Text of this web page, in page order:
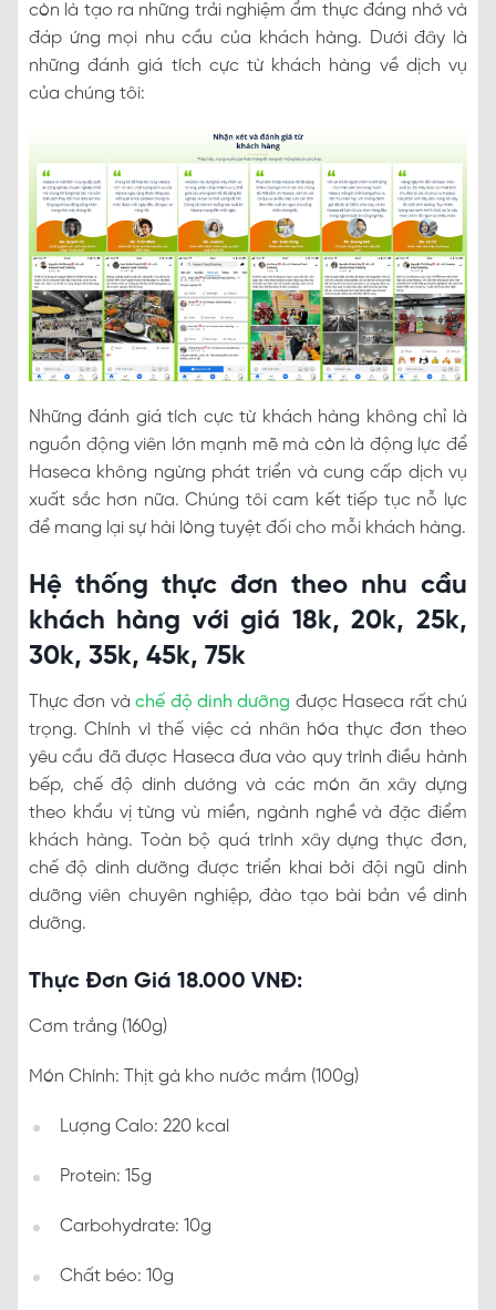
còn là tạo ra những trải nghiệm ẩm thực đáng nhớ và
đáp ứng mọi nhu cầu của khách hàng. Dưới đây là
những đánh giá tích cực từ khách hàng về dịch vụ
của chúng tôi:
Những đánh giá tích cực từ khách hàng không chỉ là
nguồn động viên lớn mạnh mẽ mà còn là động lực để
Haseca không ngừng phát triển và cung cấp dịch vụ
xuất sắc hơn nữa. Chúng tôi cam kết tiếp tục nỗ lực
để mang lại sự hài lòng tuyệt đối cho mỗi khách hàng.
Hệ thống thực đơn theo nhu cầu
khách hàng với giá 18k, 20k, 25k,
30k, 35k, 45k, 75k
Thực đơn và chế độ dinh dưỡng được Haseca rất chú
trọng. Chính vì thế việc cá nhân hóa thực đơn theo
yêu cầu đã được Haseca đưa vào quy trình điều hành
bếp, chế độ dinh dướng và các món ăn xây dựng
theo khẩu vị từng vù miền, ngành nghề và đặc điểm
khách hàng. Toàn bộ quá trình xây dựng thực đơn,
chế độ dinh dưỡng được triển khai bởi đội ngũ dinh
dưỡng viên chuyên nghiệp, đào tạo bài bản về dinh
dưỡng.
Thực Đơn Giá 18.000 VNĐ:
Cơm trắng (160g)
Món Chính: Thịt gà kho nước mắm (100g)
Lượng Calo: 220 kcal
Protein: 15g
Carbohydrate: 10g
Chất béo: 10g